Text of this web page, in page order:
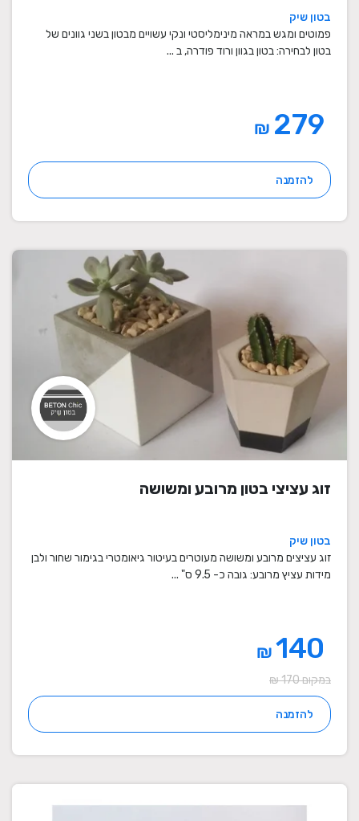
מעוצבים, עציצי בטון, פמוטים לשבת, עציצים
מבטון, מתנה לבית
בטון שיק
פמוטים ומגש במראה מינימליסטי ונקי עשויים מבטון בשני גוונים של
בטון לבחירה: בטון בגוון ורוד פודרה, ב ...
₪
להזמנה
זוג עציצי בטון מרובע ומשושה
בטון שיק
זוג עציצים מרובע ומשושה מעוטרים בעיטור גיאומטרי בגימור שחור ולבן
מידות עציץ מרובע: גובה כ- 9.5 ס" ...
₪
במקום 170 ₪
להזמנה